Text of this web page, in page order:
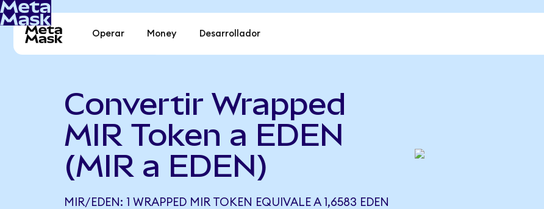
Operar Money Desarrollador
Convertir Wrapped
MIR Token a EDEN
(MIR a EDEN)
MIR/EDEN: 1 WRAPPED MIR TOKEN EQUIVALE A 1,6583 EDEN